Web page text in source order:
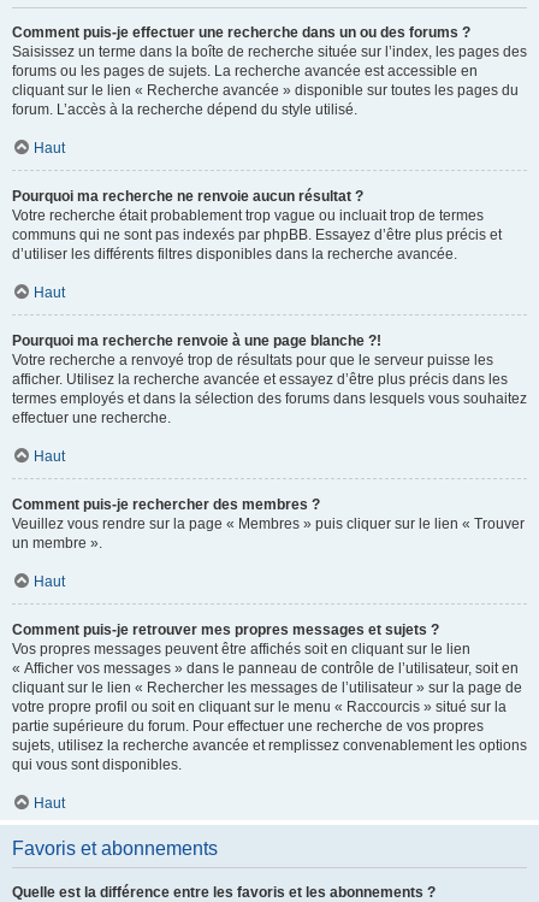
Comment puis-je effectuer une recherche dans un ou des forums ?
Saisissez un terme dans la boîte de recherche située sur l’index, les pages des
forums ou les pages de sujets. La recherche avancée est accessible en
cliquant sur le lien « Recherche avancée » disponible sur toutes les pages du
forum. L’accès à la recherche dépend du style utilisé.
Haut
Pourquoi ma recherche ne renvoie aucun résultat ?
Votre recherche était probablement trop vague ou incluait trop de termes
communs qui ne sont pas indexés par phpBB. Essayez d’être plus précis et
d’utiliser les différents filtres disponibles dans la recherche avancée.
Haut
Pourquoi ma recherche renvoie à une page blanche ?!
Votre recherche a renvoyé trop de résultats pour que le serveur puisse les
afficher. Utilisez la recherche avancée et essayez d’être plus précis dans les
termes employés et dans la sélection des forums dans lesquels vous souhaitez
effectuer une recherche.
Haut
Comment puis-je rechercher des membres ?
Veuillez vous rendre sur la page « Membres » puis cliquer sur le lien « Trouver
un membre ».
Haut
Comment puis-je retrouver mes propres messages et sujets ?
Vos propres messages peuvent être affichés soit en cliquant sur le lien
« Afficher vos messages » dans le panneau de contrôle de l’utilisateur, soit en
cliquant sur le lien « Rechercher les messages de l’utilisateur » sur la page de
votre propre profil ou soit en cliquant sur le menu « Raccourcis » situé sur la
partie supérieure du forum. Pour effectuer une recherche de vos propres
sujets, utilisez la recherche avancée et remplissez convenablement les options
qui vous sont disponibles.
Haut
Favoris et abonnements
Quelle est la différence entre les favoris et les abonnements ?